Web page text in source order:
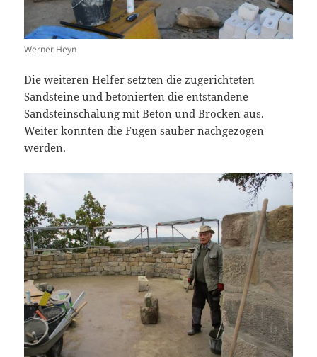
Werner Heyn
Die weiteren Helfer setzten die zugerichteten
Sandsteine und betonierten die entstandene
Sandsteinschalung mit Beton und Brocken aus.
Weiter konnten die Fugen sauber nachgezogen
werden.